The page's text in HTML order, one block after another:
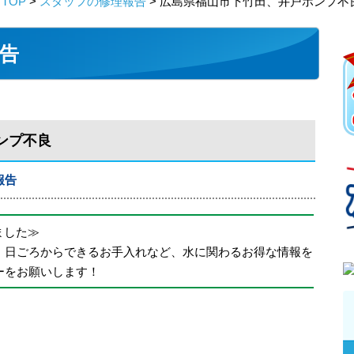
プ不良
告
した≫
ごろからできるお手入れなど、水に関わるお得な情報を
お願いします！